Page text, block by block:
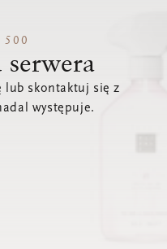
500
lub skontaktuj się z
występuje.